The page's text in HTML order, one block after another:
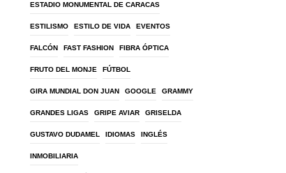
ESTADIO MONUMENTAL DE CARACAS
ESTILISMO ESTILO DE VIDA EVENTOS
FALCÓN FAST FASHION FIBRA ÓPTICA
FRUTO DEL MONJE FÚTBOL
GIRA MUNDIAL DON JUAN GOOGLE GRAMMY
GRANDES LIGAS GRIPE AVIAR GRISELDA
GUSTAVO DUDAMEL IDIOMAS INGLÉS
INMOBILIARIA